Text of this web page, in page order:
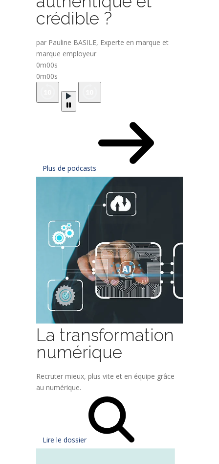
crédible ?
par Pauline BASILE, Experte en marque et
marque employeur
0m00s
0m00s
Plus de podcasts
La transformation
numérique
Recruter mieux, plus vite et en équipe grâce
au numérique.
Lire le dossier